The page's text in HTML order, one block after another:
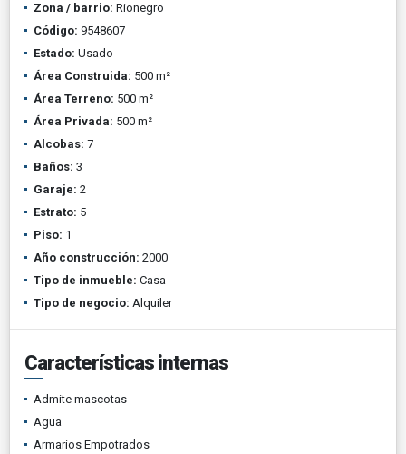
Zona / barrio: Rionegro
Código: 9548607
Estado: Usado
Área Construida: 500 m²
Área Terreno: 500 m²
Área Privada: 500 m²
Alcobas: 7
Baños: 3
Garaje: 2
Estrato: 5
Piso: 1
Año construcción: 2000
Tipo de inmueble: Casa
Tipo de negocio: Alquiler
Características internas
Admite mascotas
Agua
Armarios Empotrados